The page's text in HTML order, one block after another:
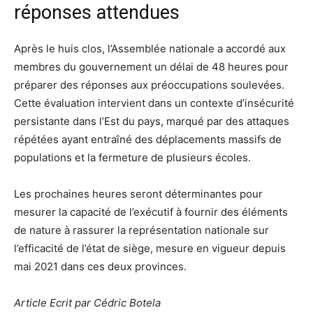
réponses attendues
Après le huis clos, l’Assemblée nationale a accordé aux
membres du gouvernement un délai de 48 heures pour
préparer des réponses aux préoccupations soulevées.
Cette évaluation intervient dans un contexte d’insécurité
persistante dans l’Est du pays, marqué par des attaques
répétées ayant entraîné des déplacements massifs de
populations et la fermeture de plusieurs écoles.
Les prochaines heures seront déterminantes pour
mesurer la capacité de l’exécutif à fournir des éléments
de nature à rassurer la représentation nationale sur
l’efficacité de l’état de siège, mesure en vigueur depuis
mai 2021 dans ces deux provinces.
Article Ecrit par Cédric Botela